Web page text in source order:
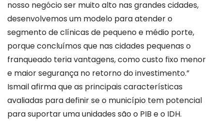
nosso negócio ser muito alto nas grandes cidades,
desenvolvemos um modelo para atender o
segmento de clínicas de pequeno e médio porte,
porque concluímos que nas cidades pequenas o
franqueado teria vantagens, como custo fixo menor
e maior segurança no retorno do investimento.”
Ismail afirma que as principais características
avaliadas para definir se o município tem potencial
para suportar uma unidades são o PIB e o IDH.